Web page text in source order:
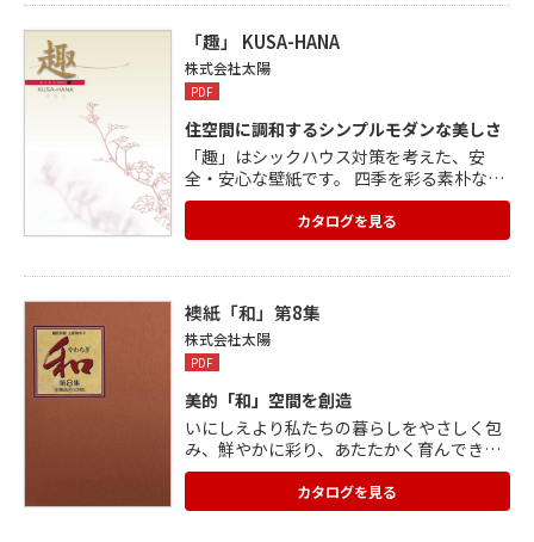
希望の方はお問い合わせ下さい。
「趣」 KUSA-HANA
株式会社太陽
PDF
住空間に調和するシンプルモダンな美しさ
「趣」はシックハウス対策を考えた、安
全・安心な壁紙です。 四季を彩る素朴な草
花たちを優しいイメージはそのままに、繊
細なタッチと淡い色合いのコントラスト
で、まるで無地のように自然に表現。 無地
越えた現代の住空間にマッチします。 6タ
イプのデザインに各3配色、全18タイプの
中から選べます。
カタログを見る
襖紙「和」第8集
株式会社太陽
PDF
美的「和」空間を創造
いにしえより私たちの暮らしをやさしく包
み、鮮やかに彩り、あたたかく育んできた
日本の伝統的素材-「和紙」。 その安定し
た質感と色合いは、ふすまとして空間に快
適な安らぎを生み出してきました。 特に、
カタログを見る